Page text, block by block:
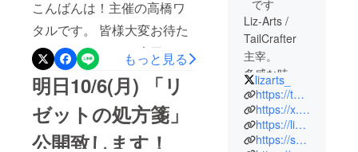
こんばんは！主催の高橋ワ
タルです。 皆様大変お待た
せいたしました。 本日19時
より、ゲーム「リゼットの
処方箋 ～記憶の本と揺れ
る天秤～」を公開いたしま
した！ 「リゼットの処方
もっと見る
明日10/6(月) 「リ
ゼットの処方箋」
公開致します！
です
Liz-Arts /
TailCrafter
主宰。
多感な時期
に「Kanon」
「CROSS†C
HANNEL」
「EVER17」
lizarts_
https://tailcrafter.com/
https://x.com/wata_liz
https://linktr.ee/wata_t
https://sohmatoa.booth.pm/